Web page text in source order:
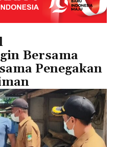
Bersama
Penegakan